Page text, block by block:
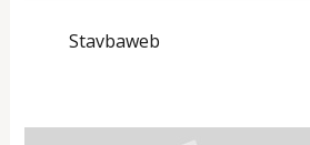
Stavbaweb